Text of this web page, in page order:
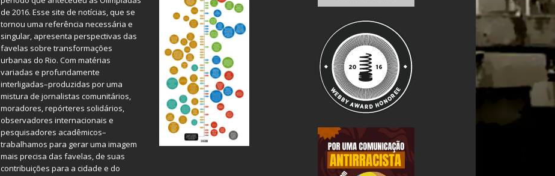
de 2016. Esse site de notícias, que se
tornou uma referência necessária e
singular, apresenta perspectivas das
favelas sobre transformações
urbanas do Rio. Com matérias
variadas e profundamente
interligadas–produzidas por uma
mistura de jornalistas comunitários,
moradores, repórteres solidários,
observadores internacionais e
pesquisadores acadêmicos–
trabalhamos para gerar uma imagem
mais precisa das favelas, de suas
contribuições para a cidade e do